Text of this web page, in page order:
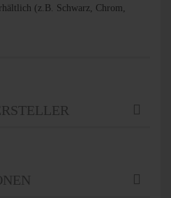
(z.B. Schwarz, Chrom,